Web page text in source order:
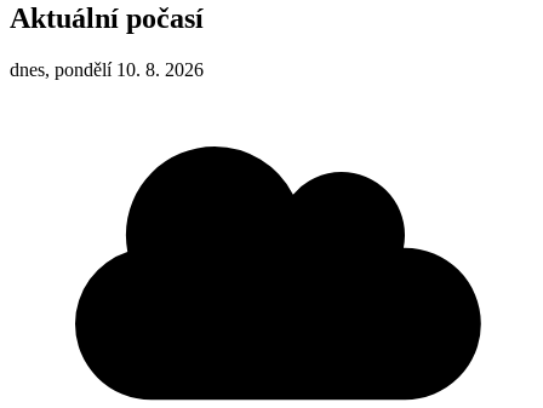
Aktuální počasí
dnes, pondělí 10. 8. 2026